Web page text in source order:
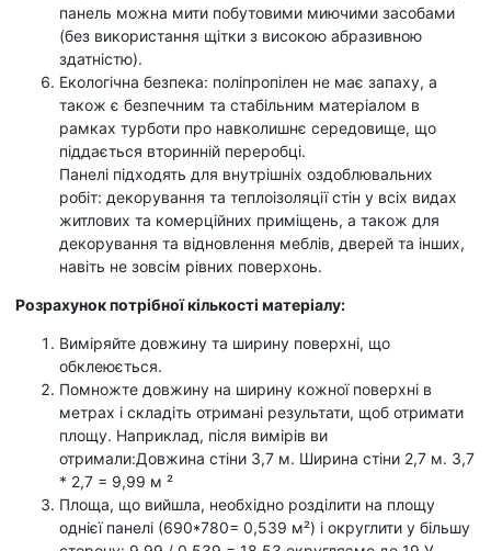
панель можна мити побутовими миючими засобами
(без використання щітки з високою абразивною
здатністю).
Екологічна безпека: поліпропілен не має запаху, а
також є безпечним та стабільним матеріалом в
рамках турботи про навколишнє середовище, що
піддається вторинній переробці.
Панелі підходять для внутрішніх оздоблювальних
робіт: декорування та теплоізоляції стін у всіх видах
житлових та комерційних приміщень, а також для
декорування та відновлення меблів, дверей та інших,
навіть не зовсім рівних поверхонь.
Розрахунок потрібної кількості матеріалу:
Виміряйте довжину та ширину поверхні, що
обклеюється.
Помножте довжину на ширину кожної поверхні в
метрах і складіть отримані результати, щоб отримати
площу. Наприклад, після вимірів ви
отримали:Довжина стіни 3,7 м. Ширина стіни 2,7 м. 3,7
* 2,7 = 9,99 м ²
Площа, що вийшла, необхідно розділити на площу
однієї панелі (690*780= 0,539 м²) і округлити у більшу